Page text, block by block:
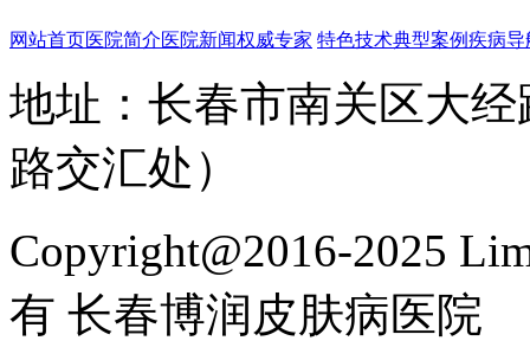
网站首页医院简介医院新闻权威专家 特色技术典型案例疾病导
地址：长春市南关区大
路交汇处）
Copyright@2016-2025
有 长春博润皮肤病医院